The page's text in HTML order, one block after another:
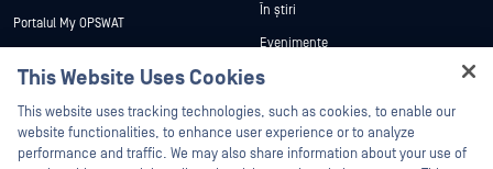
Portalul My OPSWAT
vulnerabilităților
Parteneri
În știri
Evenimente
Webinare
Fișe de date
Cărți albe
This Website Uses Cookies
This website uses tracking technologies, such as cookies, to enable our
website functionalities, to enhance user experience or to analyze
performance and traffic. We may also share information about your use of
Hey there!
I'm Ozzy, your OPSWAT virtual assistant.
How can I help you secure what's critical